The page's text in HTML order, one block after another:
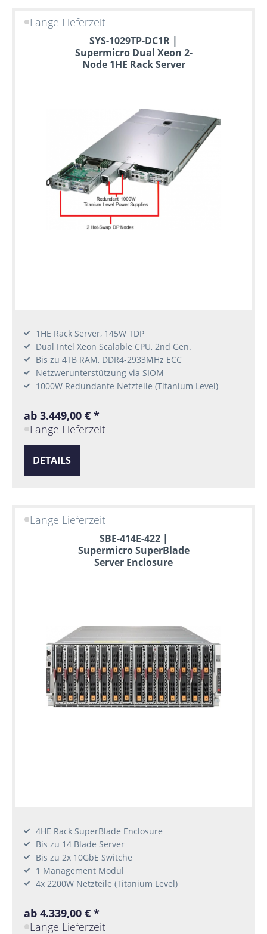
Lange Lieferzeit
SYS-1029TP-DC1R |
Supermicro Dual Xeon 2-
Node 1HE Rack Server
1HE Rack Server, 145W TDP
Dual Intel Xeon Scalable CPU, 2nd Gen.
Bis zu 4TB RAM, DDR4-2933MHz ECC
Netzwerunterstützung via SIOM
1000W Redundante Netzteile (Titanium Level)
ab 3.449,00 € *
Lange Lieferzeit
DETAILS
Lange Lieferzeit
SBE-414E-422 |
Supermicro SuperBlade
Server Enclosure
4HE Rack SuperBlade Enclosure
Bis zu 14 Blade Server
Bis zu 2x 10GbE Switche
1 Management Modul
4x 2200W Netzteile (Titanium Level)
ab 4.339,00 € *
Lange Lieferzeit